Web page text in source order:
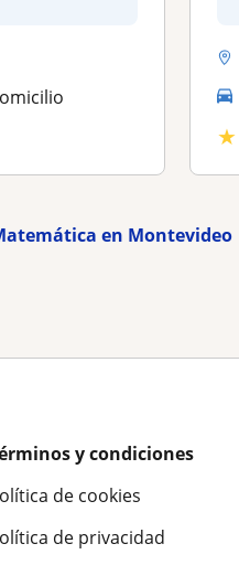
★
en Montevideo
y condiciones
de cookies
de privacidad